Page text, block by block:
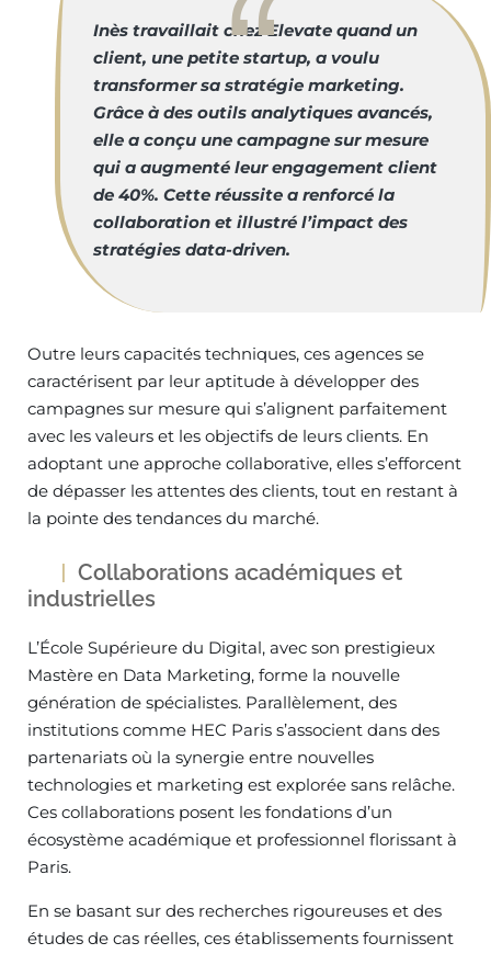
Inès travaillait chez Elevate quand un
client, une petite startup, a voulu
transformer sa stratégie marketing.
Grâce à des outils analytiques avancés,
elle a conçu une campagne sur mesure
qui a augmenté leur engagement client
de 40%. Cette réussite a renforcé la
collaboration et illustré l’impact des
stratégies data-driven.
Outre leurs capacités techniques, ces agences se
caractérisent par leur aptitude à développer des
campagnes sur mesure qui s’alignent parfaitement
avec les valeurs et les objectifs de leurs clients. En
adoptant une approche collaborative, elles s’efforcent
de dépasser les attentes des clients, tout en restant à
la pointe des tendances du marché.
Collaborations académiques et
industrielles
L’École Supérieure du Digital, avec son prestigieux
Mastère en Data Marketing, forme la nouvelle
génération de spécialistes. Parallèlement, des
institutions comme HEC Paris s’associent dans des
partenariats où la synergie entre nouvelles
technologies et marketing est explorée sans relâche.
Ces collaborations posent les fondations d’un
écosystème académique et professionnel florissant à
Paris.
En se basant sur des recherches rigoureuses et des
études de cas réelles, ces établissements fournissent